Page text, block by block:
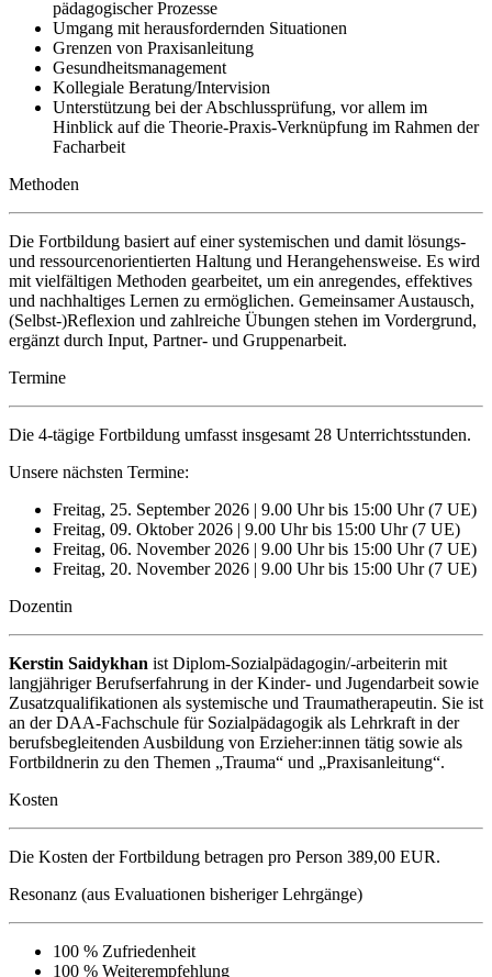
pädagogischer Prozesse
Umgang mit herausfordernden Situationen
Grenzen von Praxisanleitung
Gesundheitsmanagement
Kollegiale Beratung/Intervision
Unterstützung bei der Abschlussprüfung, vor allem im
Hinblick auf die Theorie-Praxis-Verknüpfung im Rahmen der
Facharbeit
Methoden
Die Fortbildung basiert auf einer systemischen und damit lösungs-
und ressourcenorientierten Haltung und Herangehensweise. Es wird
mit vielfältigen Methoden gearbeitet, um ein anregendes, effektives
und nachhaltiges Lernen zu ermöglichen. Gemeinsamer Austausch,
(Selbst-)Reflexion und zahlreiche Übungen stehen im Vordergrund,
ergänzt durch Input, Partner- und Gruppenarbeit.
Termine
Die 4-tägige Fortbildung umfasst insgesamt 28 Unterrichtsstunden.
Unsere nächsten Termine:
Freitag, 25. September 2026 | 9.00 Uhr bis 15:00 Uhr (7 UE)
Freitag, 09. Oktober 2026 | 9.00 Uhr bis 15:00 Uhr (7 UE)
Freitag, 06. November 2026 | 9.00 Uhr bis 15:00 Uhr (7 UE)
Freitag, 20. November 2026 | 9.00 Uhr bis 15:00 Uhr (7 UE)
Dozentin
Kerstin Saidykhan ist Diplom-Sozialpädagogin/-arbeiterin mit
langjähriger Berufserfahrung in der Kinder- und Jugendarbeit sowie
Zusatzqualifikationen als systemische und Traumatherapeutin. Sie ist
an der DAA-Fachschule für Sozialpädagogik als Lehrkraft in der
berufsbegleitenden Ausbildung von Erzieher:innen tätig sowie als
Fortbildnerin zu den Themen „Trauma“ und „Praxisanleitung“.
Kosten
Die Kosten der Fortbildung betragen pro Person 389,00 EUR.
Resonanz (aus Evaluationen bisheriger Lehrgänge)
100 % Zufriedenheit
100 % Weiterempfehlung